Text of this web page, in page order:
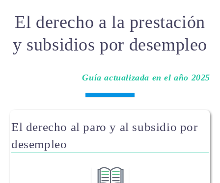
El derecho a la prestación
y subsidios por desempleo
Guía actualizada en el año 2025
El derecho al paro y al subsidio por
desempleo